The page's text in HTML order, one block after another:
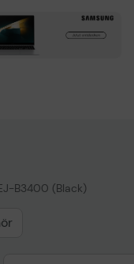
B3400 (Black)